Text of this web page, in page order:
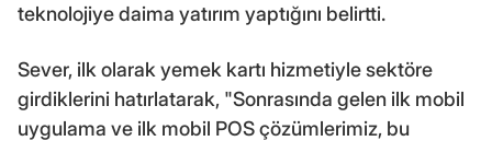
teknolojiye daima yatırım yaptığını belirtti.
Sever, ilk olarak yemek kartı hizmetiyle sektöre
girdiklerini hatırlatarak, "Sonrasında gelen ilk mobil
uygulama ve ilk mobil POS çözümlerimiz, bu